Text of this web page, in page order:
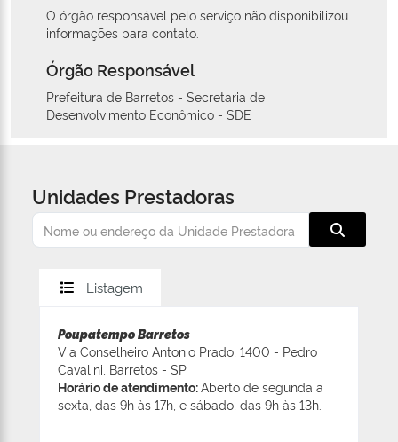
O órgão responsável pelo serviço não disponibilizou
informações para contato.
Órgão Responsável
Prefeitura de Barretos - Secretaria de
Desenvolvimento Econômico - SDE
Unidades Prestadoras
Listagem
Poupatempo Barretos
Via Conselheiro Antonio Prado, 1400 - Pedro
Cavalini, Barretos - SP
Horário de atendimento:Aberto de segunda a
sexta, das 9h às 17h, e sábado, das 9h às 13h.